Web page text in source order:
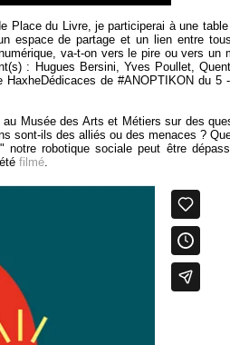
Place du Livre, je participerai à une
espace de partage et un lien entre
va-t-on vers le pire ou vers un
: Hugues Bersini, Yves Poullet,
de #ANOPTIKON du
au Musée des Arts et Métiers sur des
sont-ils des alliés ou des menaces ?
robotique sociale peut être
filmé.